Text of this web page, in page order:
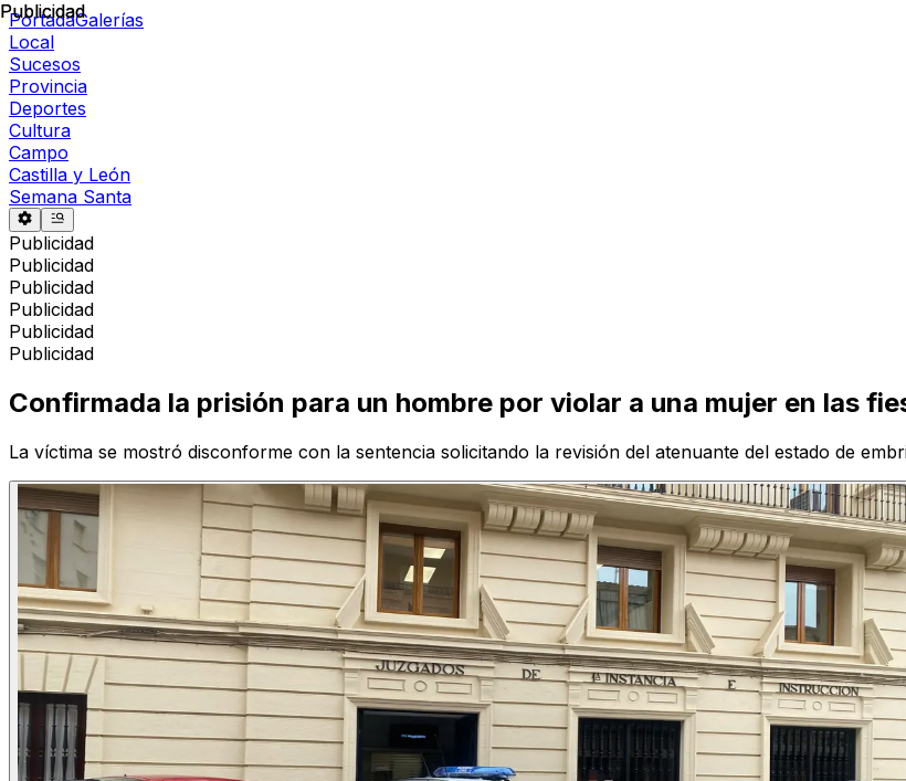
PortadaGalerías
Local
Sucesos
Provincia
Deportes
Cultura
Campo
Castilla y León
Semana Santa
Publicidad
Publicidad
Publicidad
Publicidad
Publicidad
Publicidad
Publicidad
Confirmada la prisión para un hombre por violar a una mujer en las
La víctima se mostró disconforme con la sentencia solicitando la revisión del atenuante del estado de
Publicidad